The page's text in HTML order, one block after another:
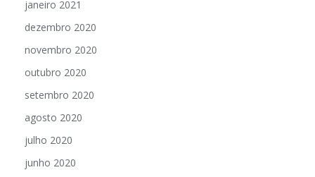
janeiro 2021
dezembro 2020
novembro 2020
outubro 2020
setembro 2020
agosto 2020
julho 2020
junho 2020